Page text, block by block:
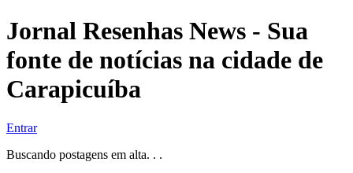
Jornal Resenhas News - Sua
fonte de notícias na cidade de
Carapicuíba
Entrar
Buscando postagens em alta. . .